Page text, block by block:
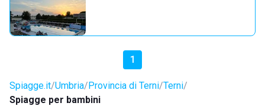
1
Spiagge.it Umbria Provincia di Terni Terni
Spiagge per bambini